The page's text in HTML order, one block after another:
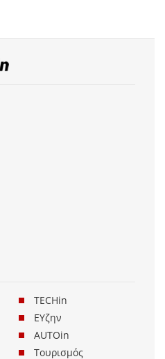
TECHin
ΕΥζην
AUTOin